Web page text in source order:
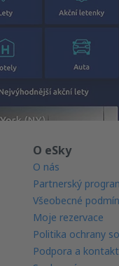
O eSky
O nás
Partnerský
Všeobecné
Moje rezervace
Politika ochrany
Podpora a kontakt